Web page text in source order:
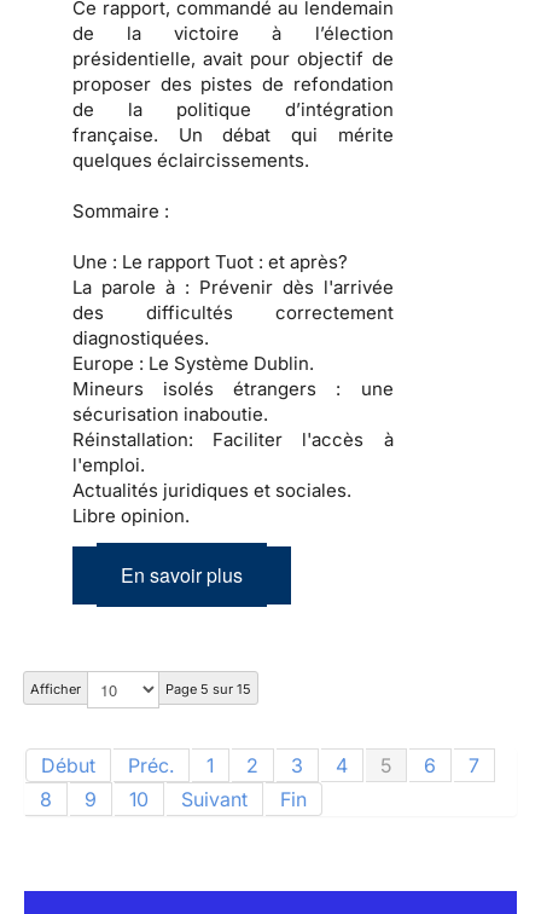
Ce rapport, commandé au lendemain
de la victoire à l’élection
présidentielle, avait pour objectif de
proposer des pistes de refondation
de la politique d’intégration
française. Un débat qui mérite
quelques éclaircissements.
Sommaire :
Une : Le rapport Tuot : et après?
La parole à : Prévenir dès l'arrivée
des difficultés correctement
diagnostiquées.
Europe : Le Système Dublin.
Mineurs isolés étrangers : une
sécurisation inaboutie.
Réinstallation: Faciliter l'accès à
l'emploi.
Actualités juridiques et sociales.
Libre opinion.
En savoir plus
Afficher Page 5 sur 15
Début Préc. 1 2 3 4 5 6
7
8
9 10 Suivant Fin